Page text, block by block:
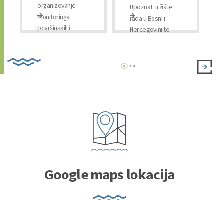
organizovanje
monitoringa
površinskih i
području rijeke
Upoznati tržište
rada u Bosni i
Hercegovini te
programa STEP
Google maps lokacija